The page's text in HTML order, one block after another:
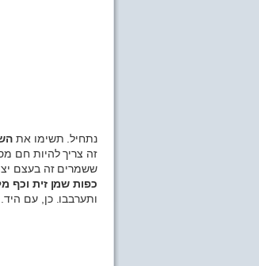
נתחיל. תשימו את
זה צריך להיות חם
ששמרים זה בעצם
כפות שמן זית וכף
ותערבבו. כן, עם היד.